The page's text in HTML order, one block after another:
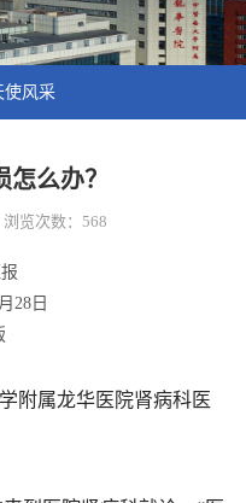
使风采
么办？
浏览次数： 568
28日
附属龙华医院肾病科医